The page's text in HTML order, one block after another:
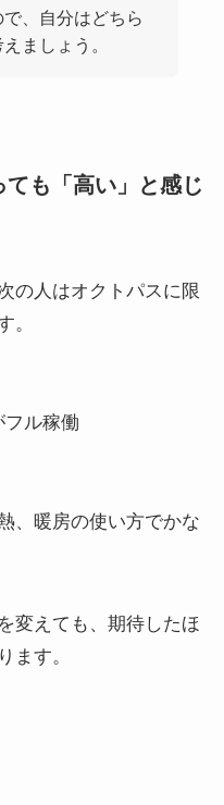
、自分はどちら
ましょう。
も「高い」と感じ
の人はオクトパスに限
。
ル稼働
、暖房の使い方でかな
変えても、期待したほ
ます。